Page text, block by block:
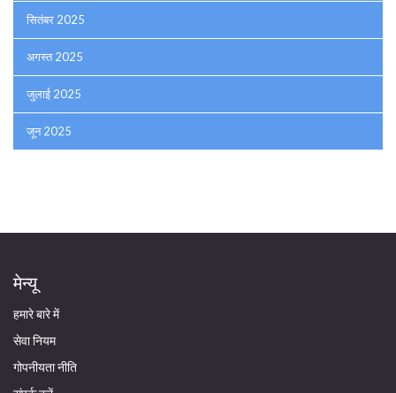
सितंबर 2025
अगस्त 2025
जुलाई 2025
जून 2025
मेन्यू
हमारे बारे में
सेवा नियम
गोपनीयता नीति